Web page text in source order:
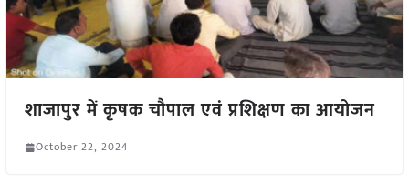
शाजापुर में कृषक चौपाल एवं प्रशिक्षण का आयोजन
October 22, 2024